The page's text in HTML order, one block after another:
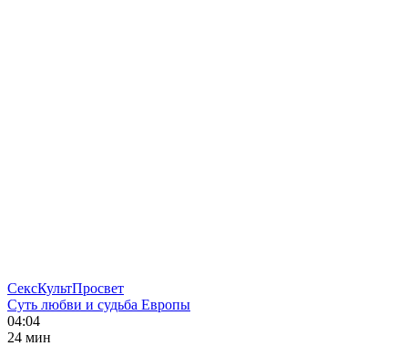
СексКультПросвет
Суть любви и судьба Европы
04:04
24 мин